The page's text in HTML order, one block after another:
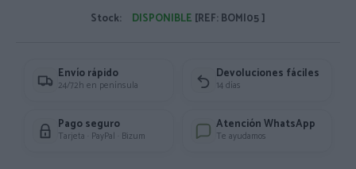
Stock: DISPONIBLE [REF: BOMI05 ]
Envío rápido
24/72h en península
Devoluciones fáciles
14 días
Pago seguro
Tarjeta · PayPal · Bizum
Atención WhatsApp
Te ayudamos